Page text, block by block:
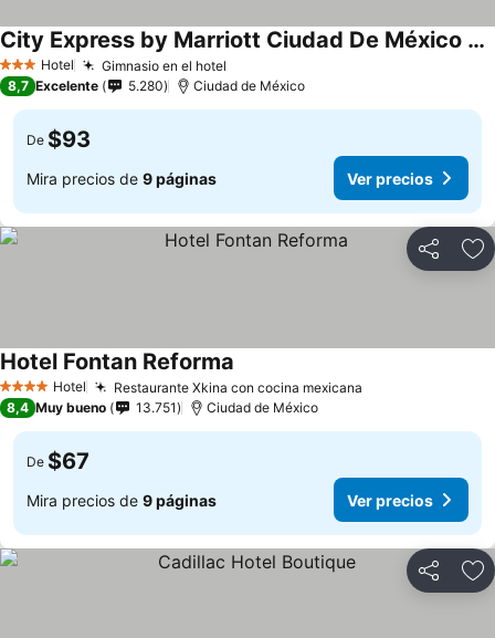
3 Estrellas
Hotel Gimnasio en el hotel
City Express by Marriott Ciudad De México La Raza
8,7 Excelente 5.280 Ciudad de México
De $93
Mira precios de 9 páginas Ver precios
Compartir
4 EstrellasHotel Restaurante Xkina con cocina mexicana
Hotel Fontan Reforma
8,4 Muy bueno 13.751 Ciudad de México
De $67
Mira precios de 9 páginas Ver precios
Compartir